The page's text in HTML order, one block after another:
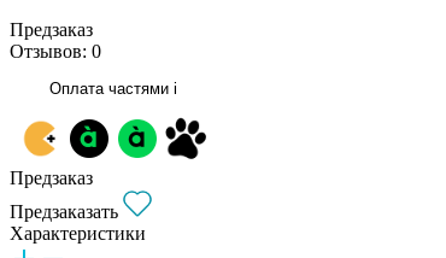
Предзаказ
Отзывов: 0
Оплата частями i
Предзаказ
Предзаказать
Характеристики